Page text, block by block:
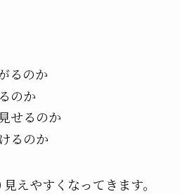
るのか
のか
せるのか
るのか
えやすくなってきます。